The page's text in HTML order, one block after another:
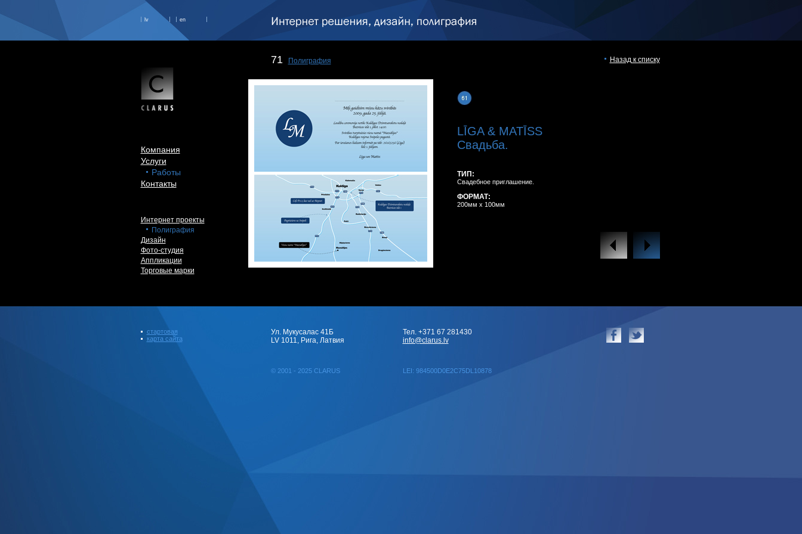
lv en
Компания
Услуги
Работы
Контакты
Интернет проекты
Полиграфия
Дизайн
Фото-студия
Аппликации
Торговые марки
71 Полиграфия Назад к списку
LĪGA & MATĪSS
Свадьба.
ТИП:
Свадебное приглашение.
ФОРМАТ:
200мм x 100мм
стартовая
карта сайта
Ул. Мукусалас 41Б
LV 1011, Рига, Латвия
© 2001 - 2025 CLARUS LEI: 984500D0E2C75DL10878
Тел. +371 67 281430
info@clarus.lv